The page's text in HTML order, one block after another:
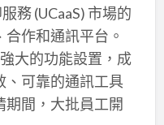
務 (UCaaS) 市場的
作和通訊平台。
大的功能設置，成
、可靠的通訊工具
期間，大批員工開